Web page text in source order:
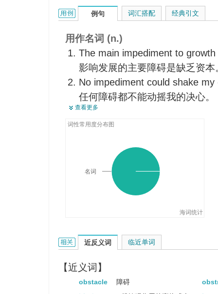
【律】合法婚姻的障碍
【律】缔结合同的法定障碍
干扰
拦住
吃力
行李
妨碍、阻碍某事物进展或活动的
impediment的用法和样例：
例句
用作名词 (n.)
The main impediment to
影响发展的主要障碍是缺乏资本
No impediment could shake
任何障碍都不能动摇我的决心。
War is one of the greatest
progress.
By much pains, the orator
in his speech.
这位演说家用苦练的方法克服
It's difficult to understand him
查看更多
词性常用度分布图
海词统计
名词
词汇搭配 经典引文
impediment的相关资料：
近反义词
【近义词】
obstacle 障碍
临近单词